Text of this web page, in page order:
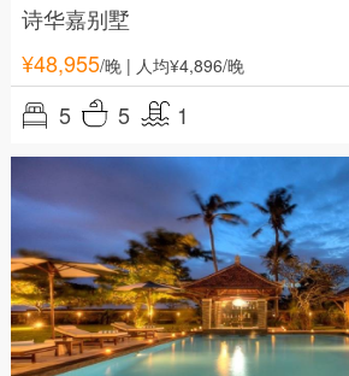
诗华嘉别墅
¥48,955/晚| 人均¥4,896/晚
5 5 1